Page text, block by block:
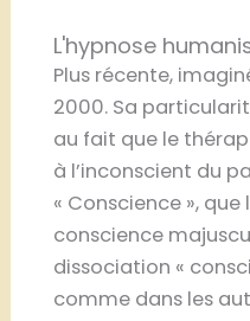
L'hypnose
Plus récente,
2000. Sa
au fait que le
à l’inconscient du
« Conscience », que
conscience
dissociation «
comme dans les